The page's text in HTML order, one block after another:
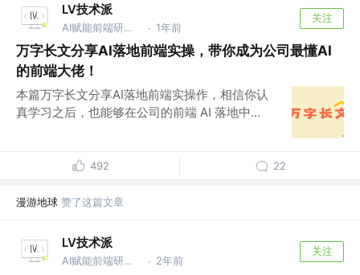
LV技术派
AI赋能前端研发从0～1 作者｜v lvjishupai · 1年前
关注
万字长文分享AI落地前端实操，带你成为公司最懂AI
的前端大佬！
本篇万字长文分享AI落地前端实操作，相信你认
真学习之后，也能够在公司的前端 AI 落地中...
492 22
漫游地球 赞了这篇文章
LV技术派
AI赋能前端研发从0～1 作者｜v lvjishupai · 2年前
关注